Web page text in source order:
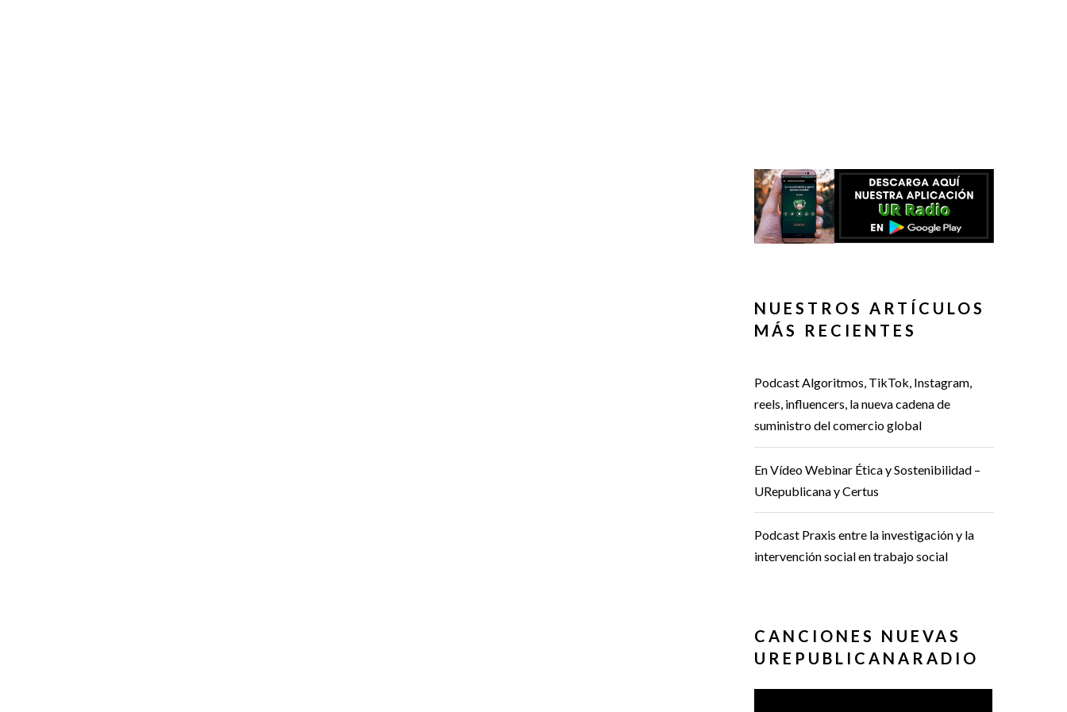
NUESTROS ARTÍCULOS
MÁS RECIENTES
Podcast Algoritmos, TikTok, Instagram,
reels, influencers, la nueva cadena de
suministro del comercio global
En Vídeo Webinar Ética y Sostenibilidad –
URepublicana y Certus
Podcast Praxis entre la investigación y la
intervención social en trabajo social
CANCIONES NUEVAS
UREPUBLICANARADIO